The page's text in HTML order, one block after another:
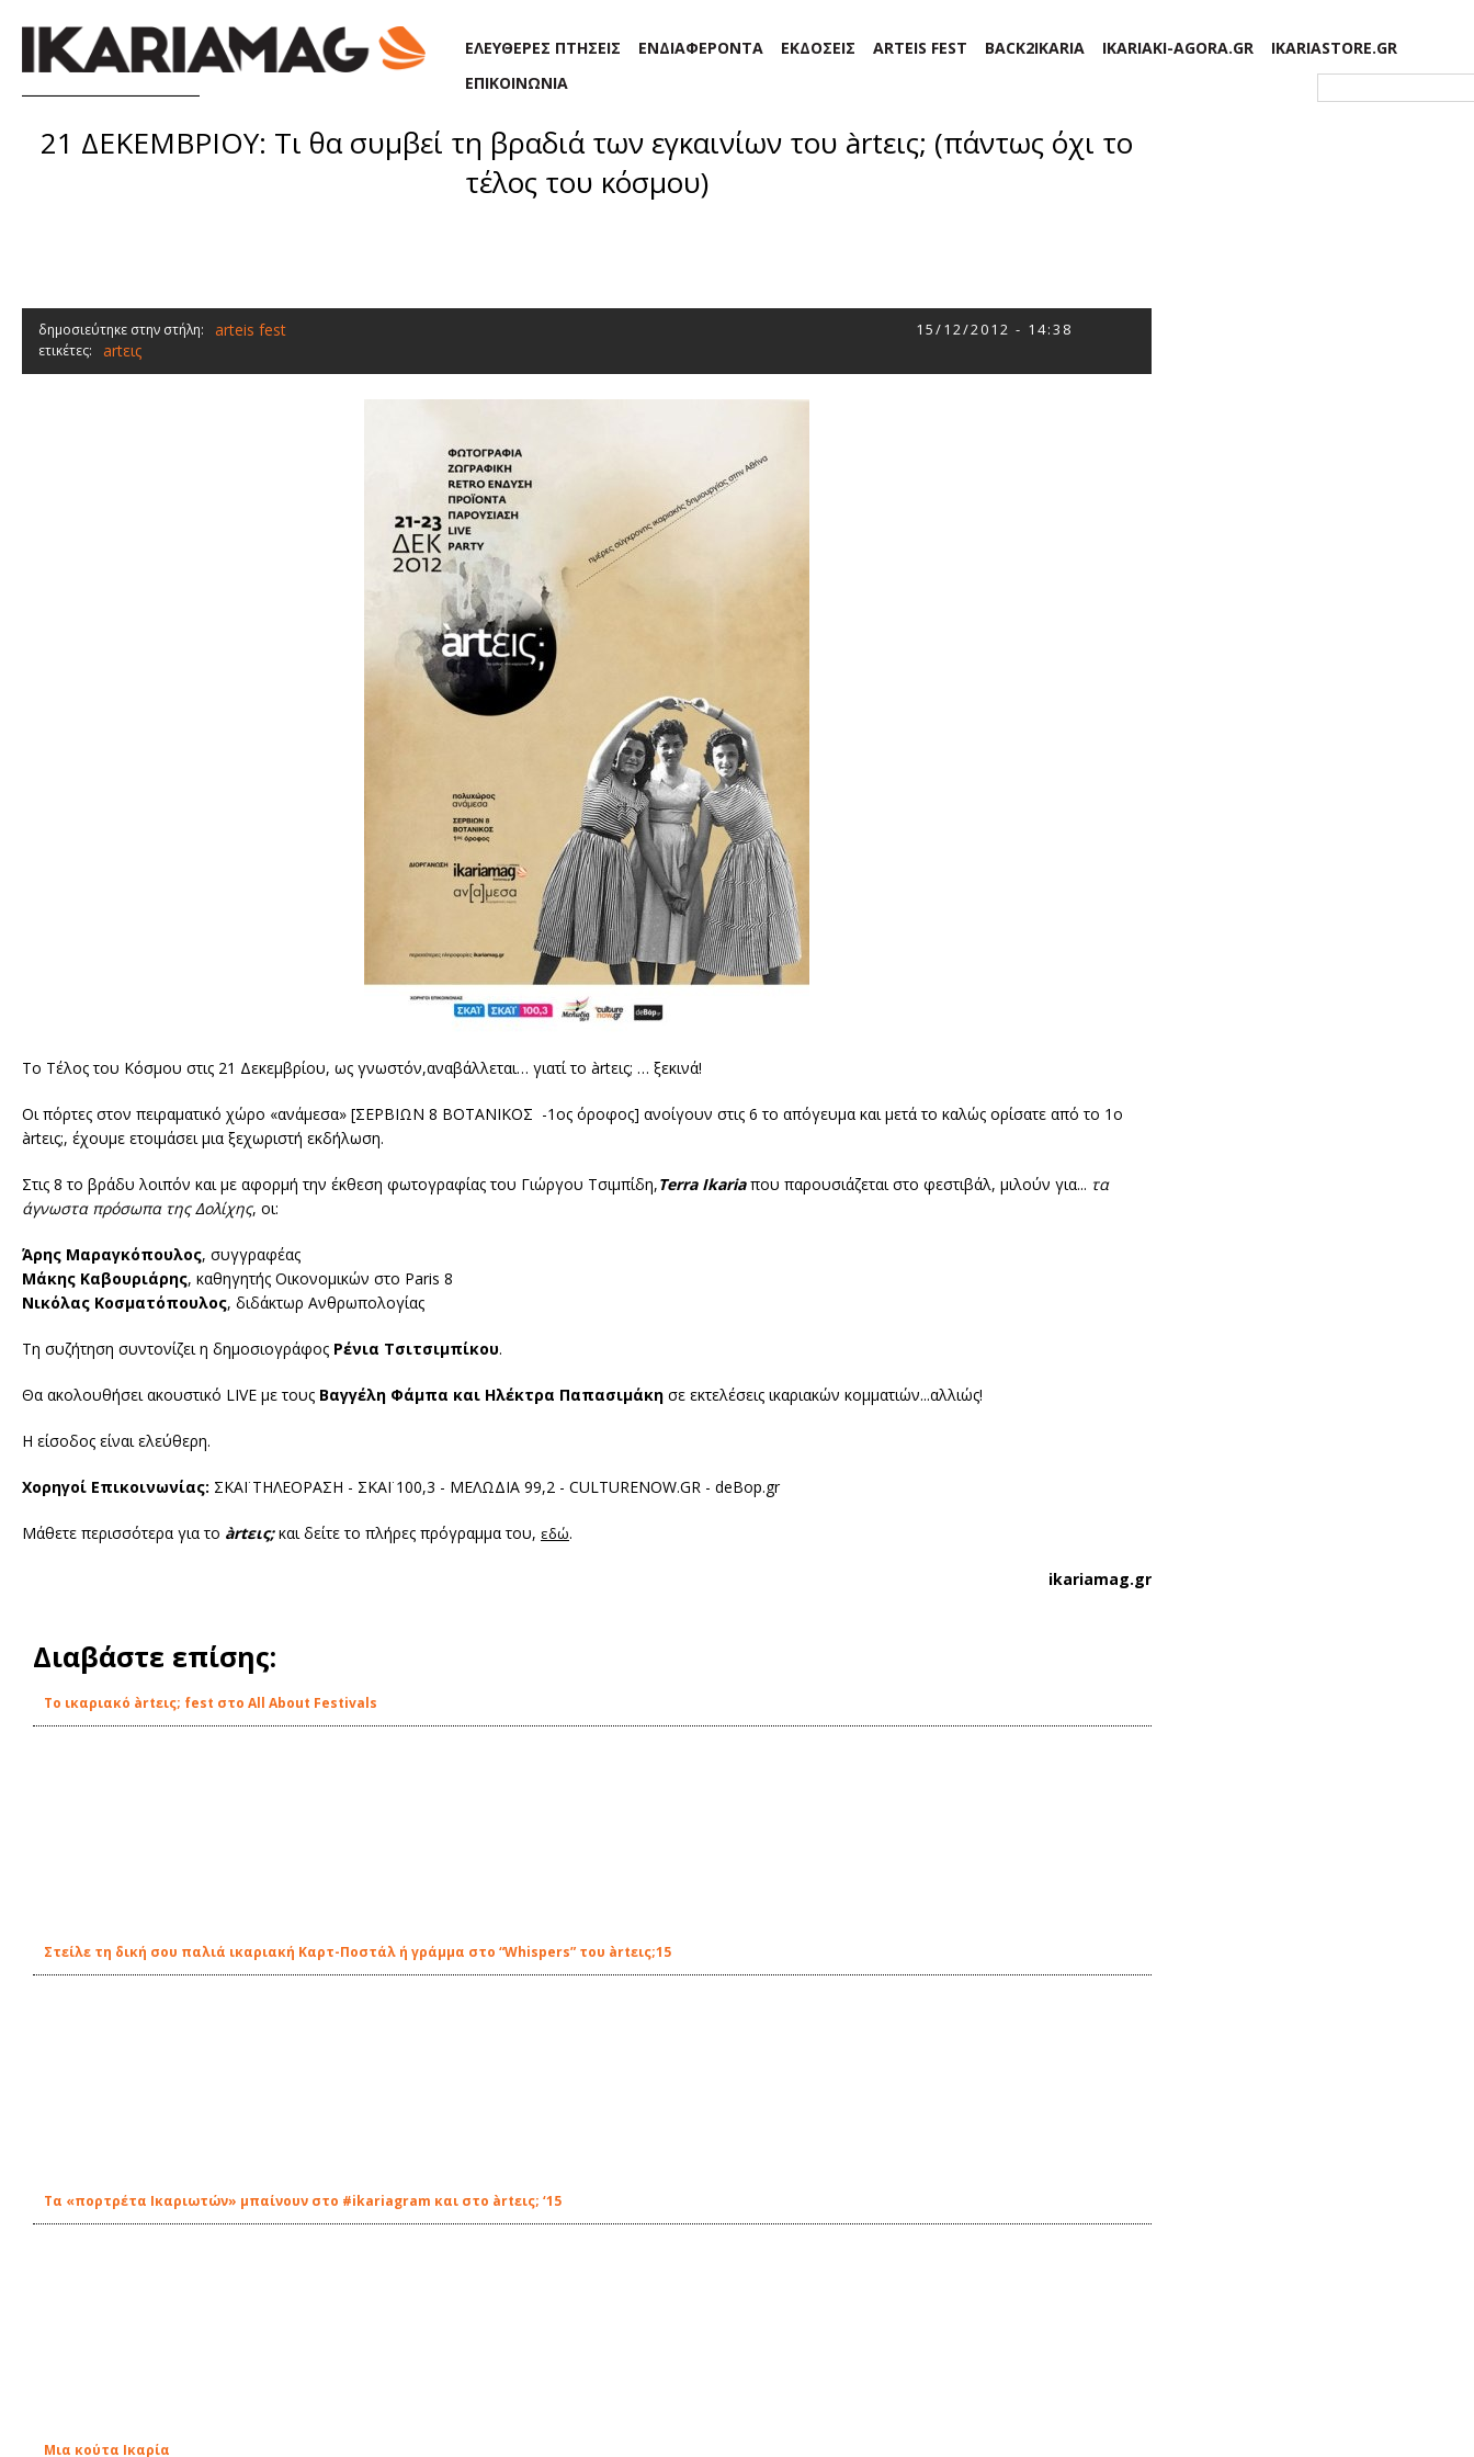
ΕΛΕΥΘΕΡΕΣ ΠΤΗΣΕΙΣ ΕΝΔΙΑΦΕΡΟΝΤΑ ΕΚΔΟΣΕΙΣ ARTEIS FEST BACK2IKARIA IKARIAKI-AGORA.GR
IKARIASTORE.GR
ΕΠΙΚΟΙΝΩΝΙΑ
21 ΔΕΚΕΜΒΡΙΟΥ: Τι θα συμβεί τη βραδιά των εγκαινίων του àrtεις; (πάντως όχι το
τέλος του κόσμου)
δημοσιεύτηκε στην στήλη: arteis fest 15/12/2012 - 14:38
ετικέτες: artεις
Το Τέλος του Κόσμου στις 21 Δεκεμβρίου, ως γνωστόν,αναβάλλεται… γιατί το àrtεις; … ξεκινά!
Οι πόρτες στον πειραματικό χώρο «ανάμεσα» [ΣΕΡΒΙΩΝ 8 ΒΟΤΑΝΙΚΟΣ -1ος όροφος] ανοίγουν στις 6 το απόγευμα και μετά το καλώς ορίσατε από το 1ο
àrtεις;, έχουμε ετοιμάσει μια ξεχωριστή εκδήλωση.
Στις 8 το βράδυ λοιπόν και με αφορμή την έκθεση φωτογραφίας του Γιώργου Τσιμπίδη,Terra Ikariaπου παρουσιάζεται στο φεστιβάλ, μιλούν για... τα
άγνωστα πρόσωπα της Δολίχης, οι:
Άρης Μαραγκόπουλος, συγγραφέας
Μάκης Καβουριάρης, καθηγητής Οικονομικών στο Paris 8
Νικόλας Κοσματόπουλος, διδάκτωρ Ανθρωπολογίας
Τη συζήτηση συντονίζει η δημοσιογράφος Ρένια Τσιτσιμπίκου.
Θα ακολουθήσει ακουστικό LIVE με τους Βαγγέλη Φάμπα και Ηλέκτρα Παπασιμάκη σε εκτελέσεις ικαριακών κομματιών...αλλιώς!
Η είσοδος είναι ελεύθερη.
Χορηγοί Επικοινωνίας: ΣΚΑΪ ΤΗΛΕΟΡΑΣΗ - ΣΚΑΪ 100,3 - ΜΕΛΩΔΙΑ 99,2 - CULTURENOW.GR - deBop.gr
Μάθετε περισσότερα για το àrtεις;και δείτε το πλήρες πρόγραμμα του, εδώ.
ikariamag.gr
Διαβάστε επίσης:
Το ικαριακό àrtεις; fest στο All About Festivals
Στείλε τη δική σου παλιά ικαριακή Καρτ-Ποστάλ ή γράμμα στο “Whispers” του àrtεις;15
Τα «πορτρέτα Ικαριωτών» μπαίνουν στο #ikariagram και στο àrtεις; ‘15
Μια κούτα Ικαρία